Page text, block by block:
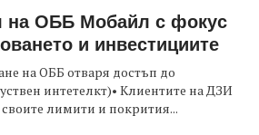
на ОББ Мобайл с фокус
и инвестициите
на ОББ отваря достъп до
интетелкт)• Клиентите на ДЗИ
своите лимити и покрития...